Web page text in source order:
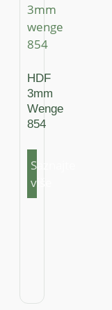
HDF
3mm
Wenge
854
Saznajte
više